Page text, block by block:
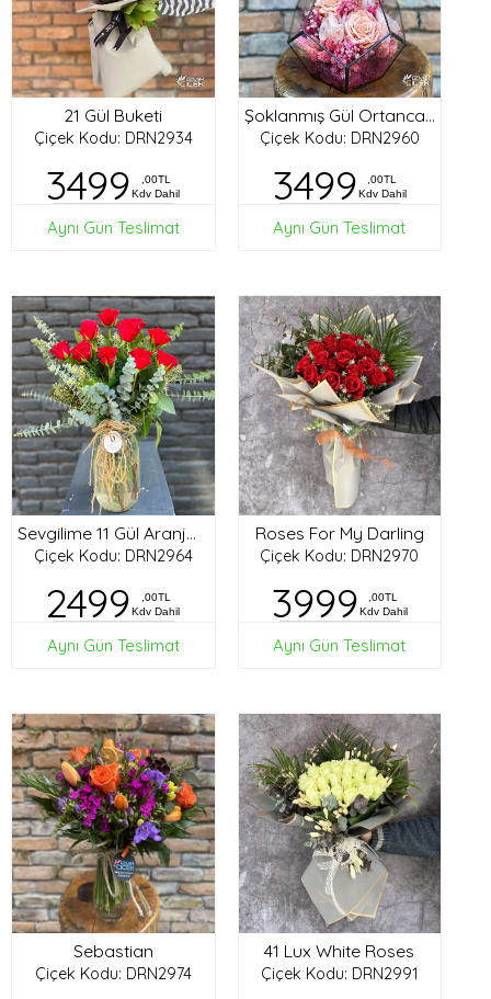
21 Gül Buketi
Çiçek Kodu: DRN2934
3499
,00TL
Kdv Dahil
Aynı Gün Teslimat
Şoklanmış Gül Ortanca Tasarım
Çiçek Kodu: DRN2960
3499
,00TL
Kdv Dahil
Aynı Gün Teslimat
Sevgilime 11 Gül Aranjman
Çiçek Kodu: DRN2964
2499
,00TL
Kdv Dahil
Aynı Gün Teslimat
Roses For My Darling
Çiçek Kodu: DRN2970
3999
,00TL
Kdv Dahil
Aynı Gün Teslimat
Sebastian
Çiçek Kodu: DRN2974
41 Lux White Roses
Çiçek Kodu: DRN2991